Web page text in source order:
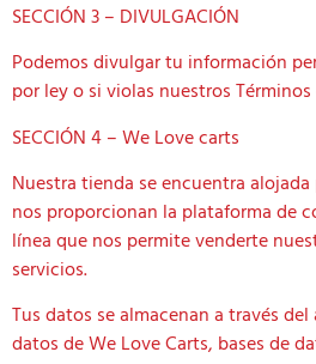
SECCIÓN 3 – DIVULGACIÓN
Podemos divulgar tu información
por ley o si violas nuestros
SECCIÓN 4 – We Love carts
Nuestra tienda se encuentra
nos proporcionan la plataforma de
línea que nos permite venderte
servicios.
Tus datos se almacenan a través
datos de We Love Carts, bases de